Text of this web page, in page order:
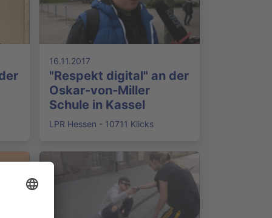
16.11.2017
"Respekt digital" an der
Oskar-von-Miller
Schule in Kassel
LPR Hessen - 10711 Klicks